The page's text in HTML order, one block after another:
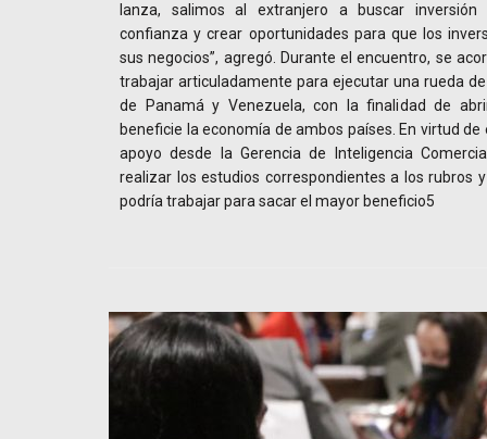
lanza, salimos al extranjero a buscar inversión
confianza y crear oportunidades para que los
sus negocios”, agregó. Durante el encuentro, se
trabajar articuladamente para ejecutar una rueda
de Panamá y Venezuela, con la finalidad de
beneficie la economía de ambos países. En virtud
apoyo desde la Gerencia de Inteligencia
realizar los estudios correspondientes a los rubros
podría trabajar para sacar el mayor beneficio5